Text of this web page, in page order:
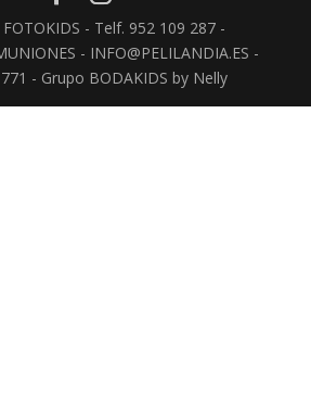
- Telf. 952 109 287 -
- INFO@PELILANDIA.ES -
- Grupo BODAKIDS by Nelly